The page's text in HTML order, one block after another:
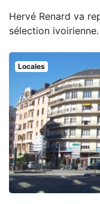
Hervé Renard va
sélection ivoirienne.
Locales